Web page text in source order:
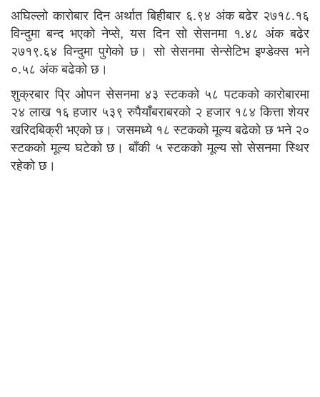
अघिल्लो कारोबार दिन अर्थात बिहीबार ६.९४ अंक बढेर २७१८.१६
विन्दुमा बन्द भएको नेप्से, यस दिन सो सेसनमा १.४८ अंक बढेर
२७१९.६४ विन्दुमा पुगेको छ। सो सेसनमा सेन्सेटिभ इण्डेक्स भने
०.५८ अंक बढेको छ।
शुक्रबार प्रि ओपन सेसनमा ४३ स्टकको ५८ पटकको कारोबारमा
२४ लाख १६ हजार ५३९ रुपैयाँबराबरको २ हजार १८४ कित्ता शेयर
खरिदबिक्री भएको छ। जसमध्ये १८ स्टकको मूल्य बढेको छ भने २०
स्टकको मूल्य घटेको छ। बाँकी ५ स्टकको मूल्य सो सेसनमा स्थिर
रहेको छ।